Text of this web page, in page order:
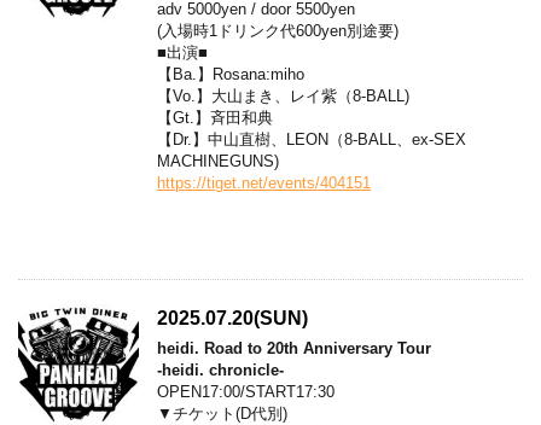
adv 5000yen / door 5500yen
(入場時1ドリンク代600yen別途要)
■出演■
【Ba.】Rosana:miho
【Vo.】大山まき、レイ紫（8-BALL)
【Gt.】斉田和典
【Dr.】中山直樹、LEON（8-BALL、ex-SEX
MACHINEGUNS)
https://tiget.net/events/404151
2025.07.20(SUN)
heidi. Road to 20th Anniversary Tour
-heidi. chronicle-
OPEN17:00/START17:30
▼チケット(D代別)